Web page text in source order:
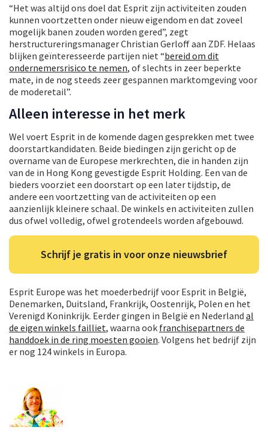
“Het was altijd ons doel dat Esprit zijn activiteiten zouden
kunnen voortzetten onder nieuw eigendom en dat zoveel
mogelijk banen zouden worden gered”, zegt
herstructureringsmanager Christian Gerloff aan ZDF. Helaas
blijken geïnteresseerde partijen niet “bereid om dit
ondernemersrisico te nemen, of slechts in zeer beperkte
mate, in de nog steeds zeer gespannen marktomgeving voor
de moderetail”.
Alleen interesse in het merk
Wel voert Esprit in de komende dagen gesprekken met twee
doorstartkandidaten. Beide biedingen zijn gericht op de
overname van de Europese merkrechten, die in handen zijn
van de in Hong Kong gevestigde Esprit Holding. Een van de
bieders voorziet een doorstart op een later tijdstip, de
andere een voortzetting van de activiteiten op een
aanzienlijk kleinere schaal. De winkels en activiteiten zullen
dus ofwel volledig, ofwel grotendeels worden afgebouwd.
Schrijf je gratis in voor onze nieuwsbrief
Esprit Europe was het moederbedrijf voor Esprit in België,
Denemarken, Duitsland, Frankrijk, Oostenrijk, Polen en het
Verenigd Koninkrijk. Eerder gingen in België en Nederland al
de eigen winkels failliet, waarna ook franchisepartners de
handdoek in de ring moesten gooien. Volgens het bedrijf zijn
er nog 124 winkels in Europa.